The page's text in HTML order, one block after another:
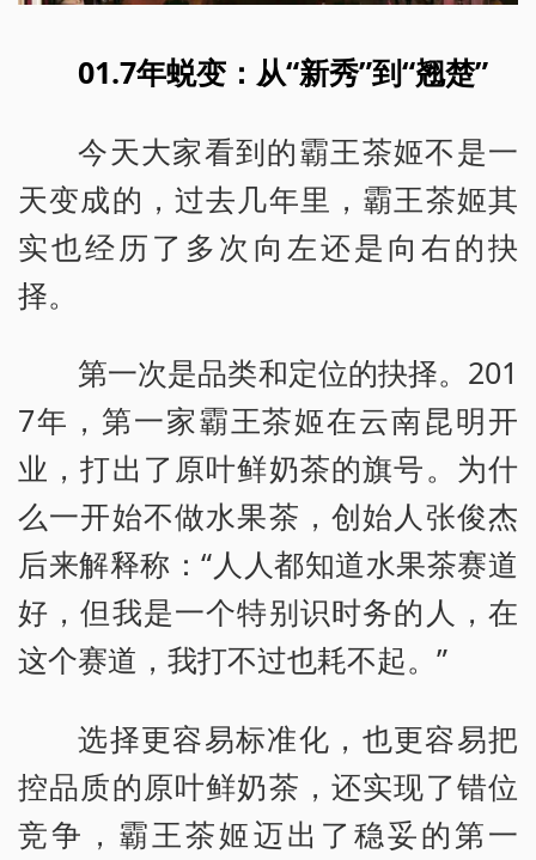
01.7年蜕变：从“新秀”到“翘楚”
今天大家看到的霸王茶姬不是一
天变成的，过去几年里，霸王茶姬其
实也经历了多次向左还是向右的抉
择。
第一次是品类和定位的抉择。201
7年，第一家霸王茶姬在云南昆明开
业，打出了原叶鲜奶茶的旗号。为什
么一开始不做水果茶，创始人张俊杰
后来解释称：“人人都知道水果茶赛道
好，但我是一个特别识时务的人，在
这个赛道，我打不过也耗不起。”
选择更容易标准化，也更容易把
控品质的原叶鲜奶茶，还实现了错位
竞争，霸王茶姬迈出了稳妥的第一